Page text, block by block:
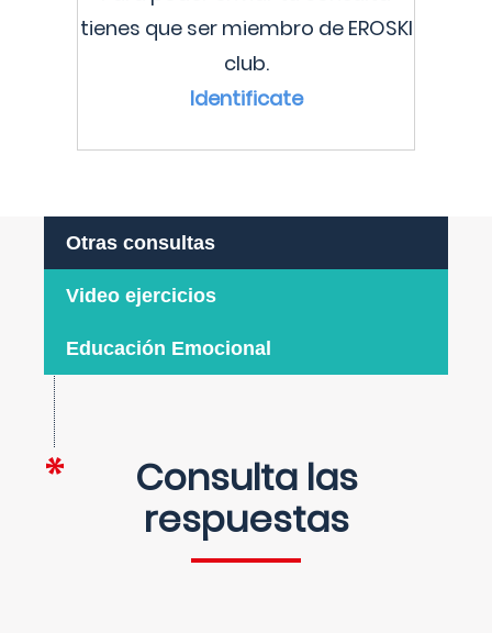
tienes que ser miembro de EROSKI
club.
Identificate
Otras consultas
Video ejercicios
Educación Emocional
Consulta las
respuestas